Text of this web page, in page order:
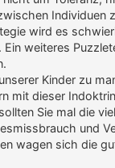
Individuen
wird es
weiteres
Kinder zu
mit dieser
Sie mal die
und
wagen sich die